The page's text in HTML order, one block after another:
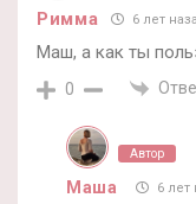
Римма 6 лет
Маш, а как ты
0
Автор
Маша 6 лет